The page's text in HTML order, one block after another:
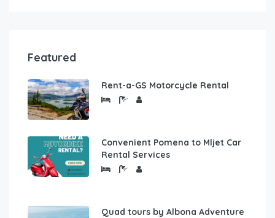
Featured
Rent-a-GS Motorcycle Rental
Convenient Pomena to Mljet Car
Rental Services
Quad tours by Albona Adventure